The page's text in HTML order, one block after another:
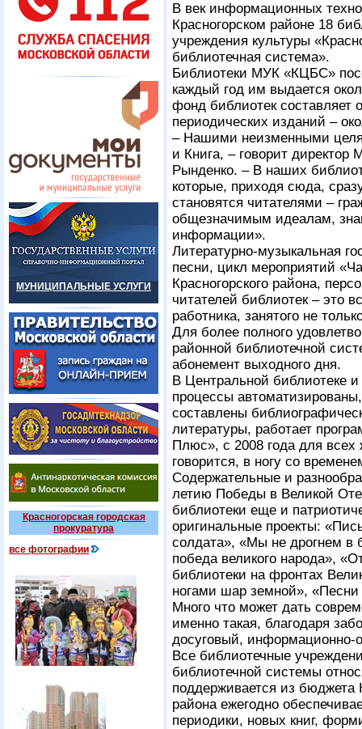
МУНИЦИПАЛЬНЫЕ УСЛУГИ
Красногорская городская
прокуратура
все фотографии
В век информационных
Красногорском районе 18
учреждения культуры
библиотечная система».
Библиотеки МУК «КЦБС»
каждый год им выдается
фонд библиотек составляет
периодических изданий –
– Нашими неизменными
и Книга, – говорит
Рынденко. – В наших
которые, приходя сюда,
становятся читателями –
общезначимым идеалам,
информации».
Литературно-музыкальная
песни, цикл мероприятий
Красногорского района,
читателей библиотек – это
работника, занятого не
Для более полного
районной библиотечной
абонемент выходного дня.
В Центральной библиотеке
процессы
составлены
литературы, работает
Плюс», с 2008 года для всех
говорится, в ногу со
Содержательные и
летию Победы в Великой
библиотеки еще и
оригинальные проекты:
солдата», «Мы не дрогнем
победа великого народа»,
библиотеки на фронтах
ногами шар земной», «Песни
Много что может дать
именно такая, благодаря
досуговый, информационно-
Все библиотечные
библиотечной системы
поддерживается из бюджета
района ежегодно
периодики, новых книг,